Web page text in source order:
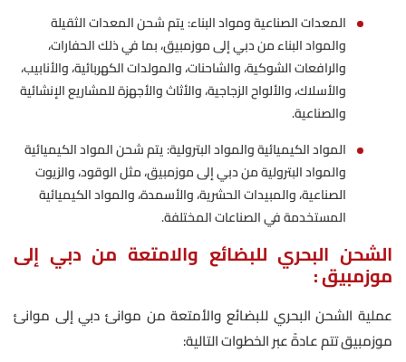
المعدات الصناعية ومواد البناء: يتم شحن المعدات الثقيلة
والمواد البناء من دبي إلى موزمبيق، بما في ذلك الحفارات،
والرافعات الشوكية، والشاحنات، والمولدات الكهربائية، والأنابيب،
والأسلاك، والألواح الزجاجية، والأثاث والأجهزة للمشاريع الإنشائية
والصناعية.
المواد الكيميائية والمواد البترولية: يتم شحن المواد الكيميائية
والمواد البترولية من دبي إلى موزمبيق، مثل الوقود، والزيوت
الصناعية، والمبيدات الحشرية، والأسمدة، والمواد الكيميائية
المستخدمة في الصناعات المختلفة.
الشحن البحري للبضائع والامتعة من دبي إلى
موزمبيق :
عملية الشحن البحري للبضائع والأمتعة من موانئ دبي إلى موانئ
موزمبيق تتم عادةً عبر الخطوات التالية: